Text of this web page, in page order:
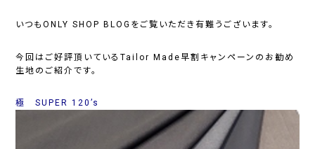
いつもONLY SHOP BLOGをご覧いただき有難うございます。
今回はご好評頂いているTailor Made早割キャンペーンのお勧め
生地のご紹介です。
極 SUPER 120’s